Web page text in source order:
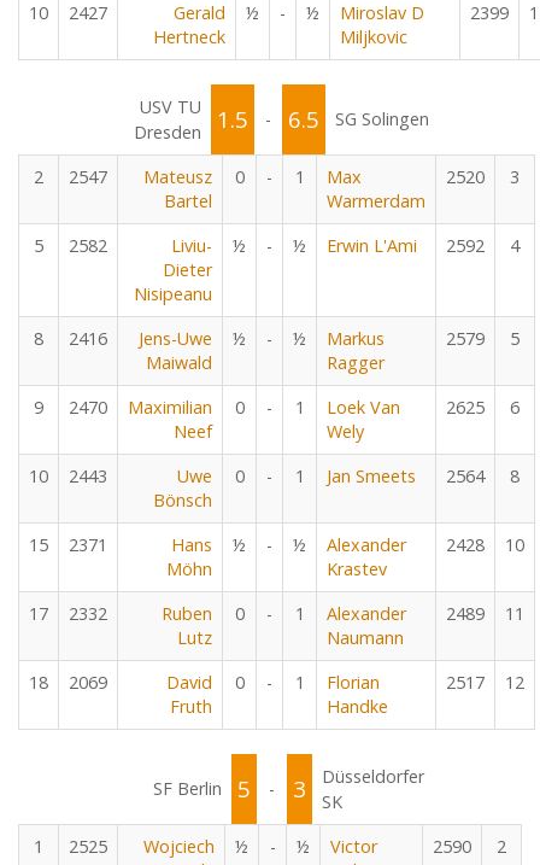
10 2427
Gerald
Hertneck
½ - ½
Miroslav D
Miljkovic
2399
USV TU
Dresden
1.5 - 6.5 SG Solingen
2 2547
Mateusz
Bartel
0 - 1
Max
Warmerdam
2520 3
5 2582
Liviu-
Dieter
Nisipeanu
½ - ½ Erwin L'Ami 2592 4
8 2416
Jens-Uwe
Maiwald
½ - ½
Markus
Ragger
2579 5
9 2470
Maximilian
Neef
0 - 1
Loek Van
Wely
2625 6
10 2443
Uwe
Bönsch
0 - 1 Jan Smeets 2564 8
15 2371
Hans
Möhn
½ - ½
Alexander
Krastev
2428 10
17 2332
Ruben
Lutz
0 - 1
Alexander
Naumann
2489 11
18 2069
David
Fruth
0 - 1
Florian
Handke
2517 12
SF Berlin 5 - 3
Düsseldorfer
SK
1
2525
Wojciech
½ - ½
Victor
2590 2